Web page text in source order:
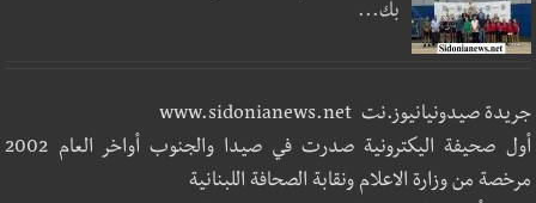
بك...
جريدة صيدونيانيوز.نت www.sidonianews.net
أول صحيفة اليكترونية صدرت في صيدا والجنوب أواخر العام 2002
مرخصة من وزارة الاعلام ونقابة الصحافة اللبنانية